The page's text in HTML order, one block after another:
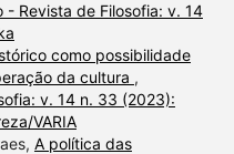
- Revista de Filosofia: v. 14
como possibilidade
da cultura ,
v. 14 n. 33 (2023):
VARIA
A política das